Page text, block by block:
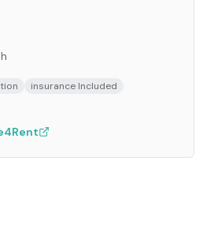
insurance Included